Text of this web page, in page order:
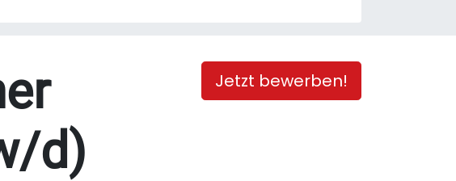
Jetzt bewerben!
d)